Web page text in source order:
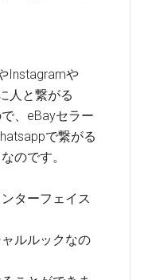
Instagramや
人と繋がる
、eBayセラー
で繋がる
のです。
ターフェイス
ルルックなの